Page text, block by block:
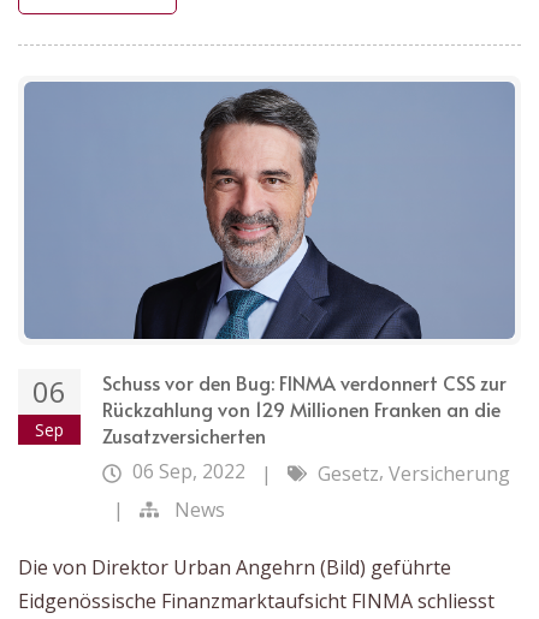
06
Sep
Schuss vor den Bug: FINMA verdonnert CSS zur
Rückzahlung von 129 Millionen Franken an die
Zusatzversicherten
06 Sep, 2022
| Gesetz, Versicherung
|
News
Die von Direktor Urban Angehrn (Bild) geführte
Eidgenössische Finanzmarktaufsicht FINMA schliesst